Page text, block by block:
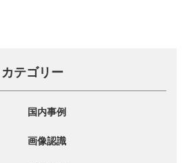
カテゴリー
国内事例
画像認識